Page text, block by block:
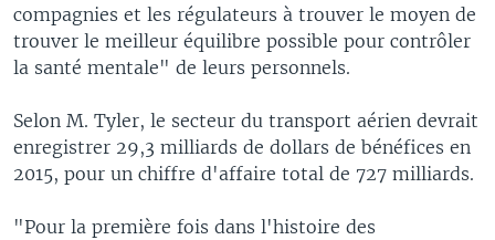
compagnies et les régulateurs à trouver le moyen de
trouver le meilleur équilibre possible pour contrôler
la santé mentale" de leurs personnels.
Selon M. Tyler, le secteur du transport aérien devrait
enregistrer 29,3 milliards de dollars de bénéfices en
2015, pour un chiffre d'affaire total de 727 milliards.
"Pour la première fois dans l'histoire des